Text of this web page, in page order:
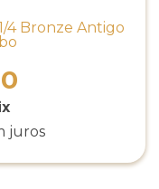
4 Bronze Antigo
juros